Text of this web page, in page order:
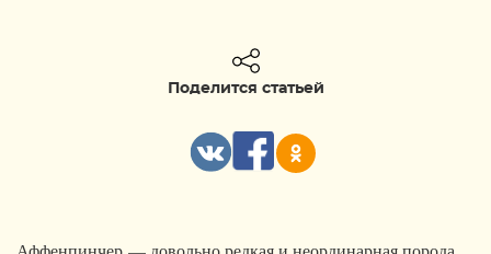
Поделится статьей